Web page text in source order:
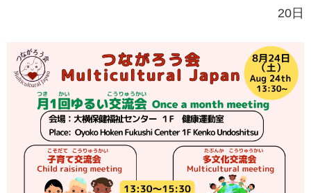
20日